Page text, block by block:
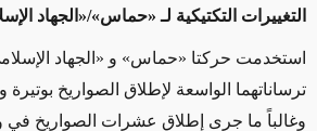
التغييرات التكتيكية لـ «حماس»/«الجهاد
استخدمت حركتا «حماس» و «الجهاد
ترساناتهما الواسعة لإطلاق الصواريخ
وغالباً ما جرى إطلاق عشرات الصواريخ في